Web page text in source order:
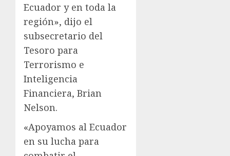
Ecuador y en toda la
región», dijo el
subsecretario del
Tesoro para
Terrorismo e
Inteligencia
Financiera, Brian
Nelson.
«Apoyamos al Ecuador
en su lucha para